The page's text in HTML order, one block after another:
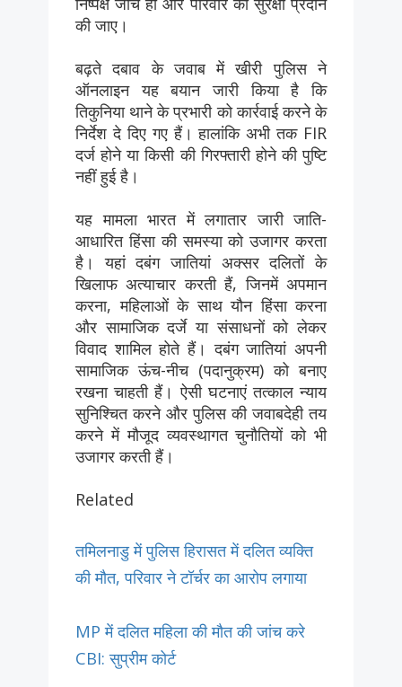
की जाए।
बढ़ते दबाव के जवाब में खीरी पुलिस ने
ऑनलाइन यह बयान जारी किया है कि
तिकुनिया थाने के प्रभारी को कार्रवाई करने के
निर्देश दे दिए गए हैं। हालांकि अभी तक FIR
दर्ज होने या किसी की गिरफ्तारी होने की पुष्टि
नहीं हुई है।
यह मामला भारत में लगातार जारी जाति-
आधारित हिंसा की समस्या को उजागर करता
है। यहां दबंग जातियां अक्सर दलितों के
खिलाफ अत्याचार करती हैं, जिनमें अपमान
करना, महिलाओं के साथ यौन हिंसा करना
और सामाजिक दर्जे या संसाधनों को लेकर
विवाद शामिल होते हैं। दबंग जातियां अपनी
सामाजिक ऊंच-नीच (पदानुक्रम) को बनाए
रखना चाहती हैं। ऐसी घटनाएं तत्काल न्याय
सुनिश्चित करने और पुलिस की जवाबदेही तय
करने में मौजूद व्यवस्थागत चुनौतियों को भी
उजागर करती हैं।
Related
तमिलनाडु में पुलिस हिरासत में दलित व्यक्ति
की मौत, परिवार ने टॉर्चर का आरोप लगाया
MP में दलित महिला की मौत की जांच करे
CBI: सुप्रीम कोर्ट